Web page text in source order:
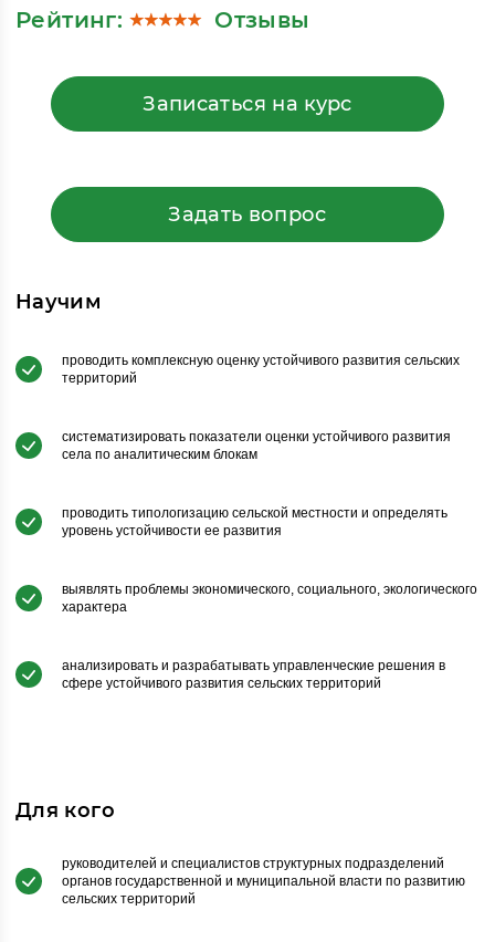
Рейтинг: Отзывы
Записаться на курс
Задать вопрос
Научим
проводить комплексную оценку устойчивого развития сельских
территорий
систематизировать показатели оценки устойчивого развития
села по аналитическим блокам
проводить типологизацию сельской местности и определять
уровень устойчивости ее развития
выявлять проблемы экономического, социального, экологического
характера
анализировать и разрабатывать управленческие решения в
сфере устойчивого развития сельских территорий
Для кого
руководителей и специалистов структурных подразделений
органов государственной и муниципальной власти по развитию
сельских территорий